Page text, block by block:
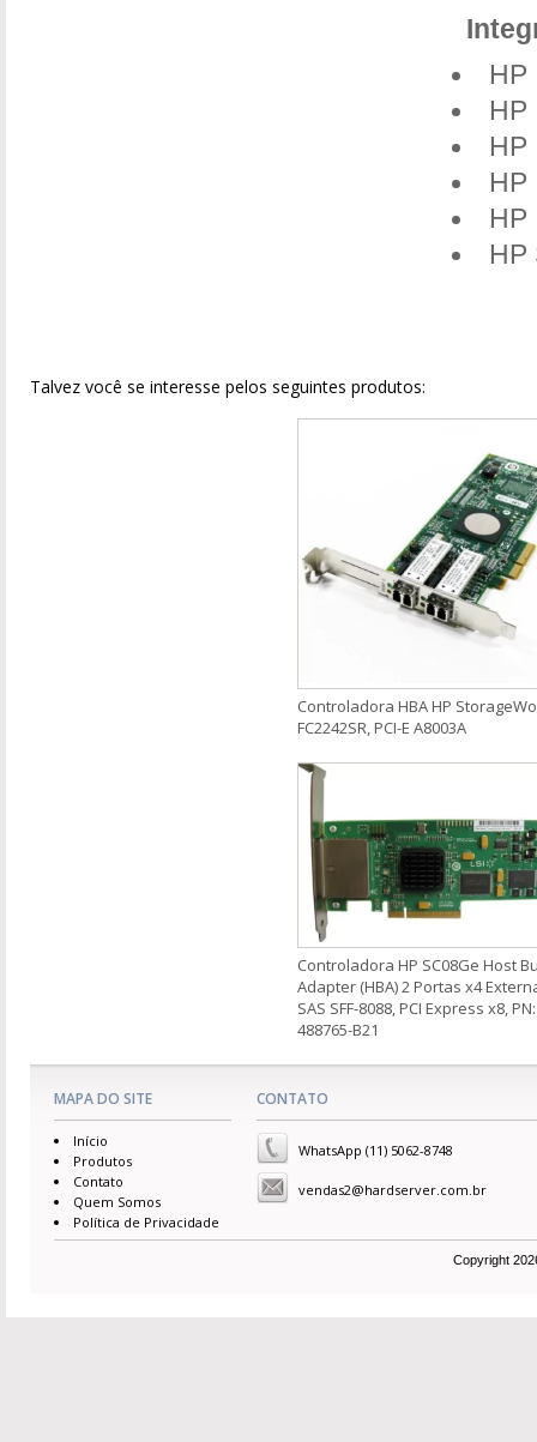
​HP
HP
HP
HP
HP
HP
Talvez você se interesse pelos seguintes produtos:
Controladora HBA HP
FC2242SR, PCI-E A8003A
Controladora HP SC08Ge Host
Adapter (HBA) 2 Portas x4
SAS SFF-8088, PCI Express x8, PN:
488765-B21
MAPA DO SITE
Início
Produtos
Contato
Quem Somos
Política de Privacidade
CONTATO
WhatsApp (11) 5062-8748
vendas2@hardserver.com.br
Copyright